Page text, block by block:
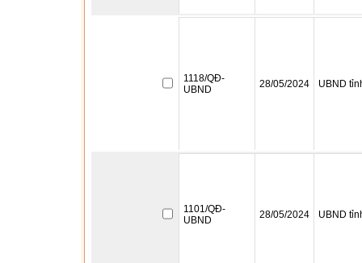
1118/QĐ-
UBND
28/05/2024 UBND
1101/QĐ-
UBND
28/05/2024 UBND